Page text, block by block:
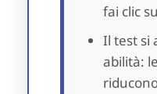
fai clic
Il test si
abilità: